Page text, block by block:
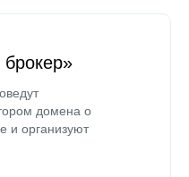
домена о
и организуют